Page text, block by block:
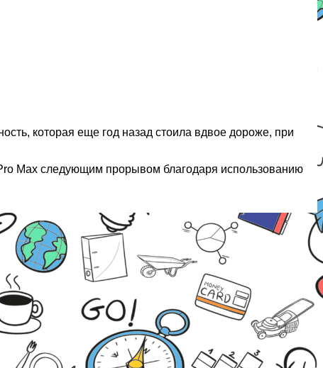
которая еще год назад стоила вдвое дороже, при
Max следующим прорывом благодаря использованию